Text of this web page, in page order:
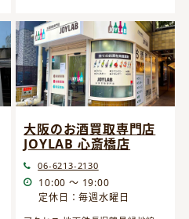
大阪のお酒買取専門店
JOYLAB 心斎橋店
06-6213-2130
10:00 ～ 19:00
定休日：毎週水曜日